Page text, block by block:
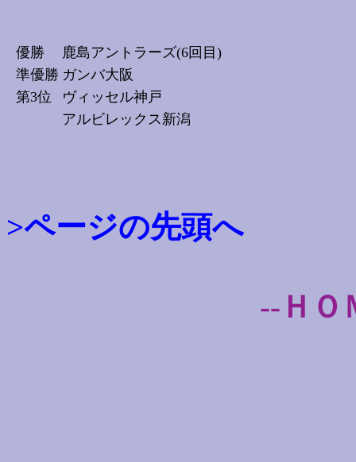
優勝
鹿島アントラーズ(6回目)
準優勝 ガンバ大阪
第3位
ヴィッセル神戸
アルビレックス新潟
>ページの先頭へ
--ＨＯ